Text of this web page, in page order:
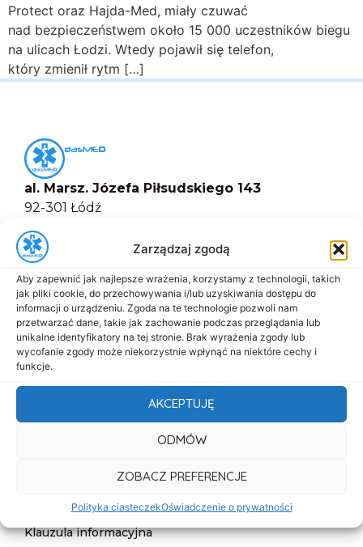
Zarządzaj zgodą
Aby zapewnić jak najlepsze wrażenia, korzystamy z technologii, takich
jak pliki cookie, do przechowywania i/lub uzyskiwania dostępu do
informacji o urządzeniu. Zgoda na te technologie pozwoli nam
przetwarzać dane, takie jak zachowanie podczas przeglądania lub
unikalne identyfikatory na tej stronie. Brak wyrażenia zgody lub
wycofanie zgody może niekorzystnie wpłynąć na niektóre cechy i
funkcje.
AKCEPTUJĘ
ODMÓW
ZOBACZ PREFERENCJE
Polityka ciasteczekOświadczenie o prywatności
Protect oraz Hajda-Med, miały czuwać
nad bezpieczeństwem około 15 000 uczestników biegu
na ulicach Łodzi. Wtedy pojawił się telefon,
który zmienił rytm […]
al. Marsz. Józefa Piłsudskiego 143
92-301 Łódź
biuro@dasmed.pl
Menu
Start
O nas
Oferta
Aktualności
Deklaracja dostępności
Klauzula informacyjna